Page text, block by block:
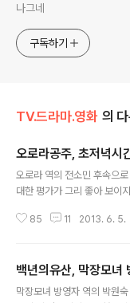
나그네
구독하기
TV.드라마.영화 의
오로라공주, 초저녁시
오로라 역의 전소민 후속으
대한 평가가 그리 좋아 보이
대화가 너무 노골적이며, 주
시한다는 등의 지적이 주류
문의 노처녀 3남매가 뜬금없
85 11 2013. 6. 5.
백년의유산, 막장모녀
막장모녀 방영자 역의 박원